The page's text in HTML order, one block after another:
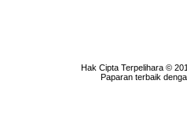
Hak Cipta Terpelihara ©
Paparan terbaik